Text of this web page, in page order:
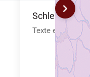
Texte en anglais